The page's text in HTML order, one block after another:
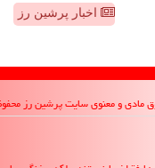
اخبار پرشین رز